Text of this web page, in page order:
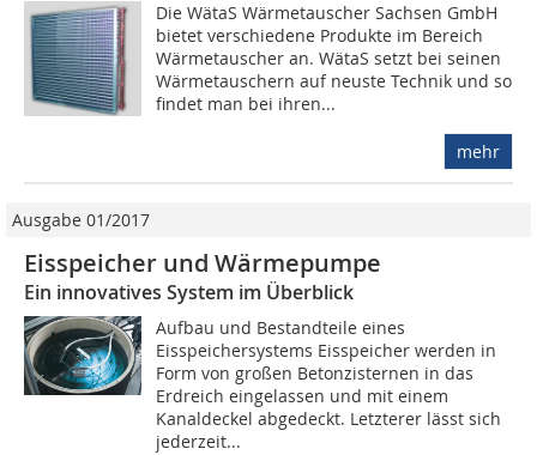
Die WätaS Wärmetauscher Sachsen GmbH
bietet verschie­dene Produkte im Bereich
Wärme­tauscher an. WätaS setzt bei seinen
Wärme­tauschern auf neuste Technik und so
findet man bei ihren...
mehr
Ausgabe 01/2017
Eisspeicher und Wärmepumpe
Ein innovatives System im Überblick
Aufbau und Bestandteile eines
Eisspeichersystems Eisspeicher werden in
Form von großen Betonzisternen in das
Erdreich eingelassen und mit einem
Kanaldeckel abgedeckt. Letzterer lässt sich
jederzeit...